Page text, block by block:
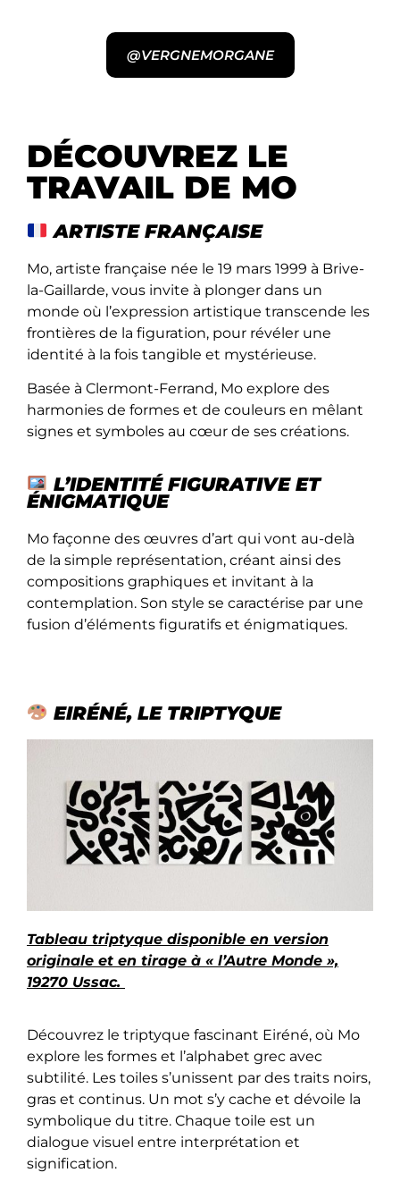
@VERGNEMORGANE
DÉCOUVREZ LE
TRAVAIL DE MO
ARTISTE FRANÇAISE
Mo, artiste française née le 19 mars 1999 à Brive-
la-Gaillarde, vous invite à plonger dans un
monde où l’expression artistique transcende les
frontières de la figuration, pour révéler une
identité à la fois tangible et mystérieuse.
Basée à Clermont-Ferrand, Mo explore des
harmonies de formes et de couleurs en mêlant
signes et symboles au cœur de ses créations.
L’IDENTITÉ FIGURATIVE ET
ÉNIGMATIQUE
Mo façonne des œuvres d’art qui vont au-delà
de la simple représentation, créant ainsi des
compositions graphiques et invitant à la
contemplation. Son style se caractérise par une
fusion d’éléments figuratifs et énigmatiques.
EIRÉNÉ, LE TRIPTYQUE
Tableau triptyque disponible en version
originale et en tirage à « l’Autre Monde »,
19270 Ussac.
Découvrez le triptyque fascinant Eiréné, où Mo
explore les formes et l’alphabet grec avec
subtilité. Les toiles s’unissent par des traits noirs,
gras et continus. Un mot s’y cache et dévoile la
symbolique du titre. Chaque toile est un
dialogue visuel entre interprétation et
signification.